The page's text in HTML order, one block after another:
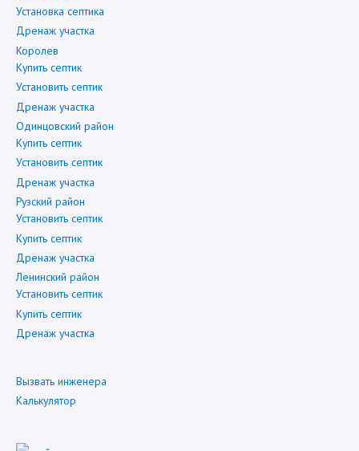
Установка септика
Дренаж участка
Королев
Купить септик
Установить септик
Дренаж участка
Одинцовский район
Купить септик
Установить септик
Дренаж участка
Рузский район
Установить септик
Купить септик
Дренаж участка
Ленинский район
Установить септик
Купить септик
Дренаж участка
Вызвать инженера
Калькулятор